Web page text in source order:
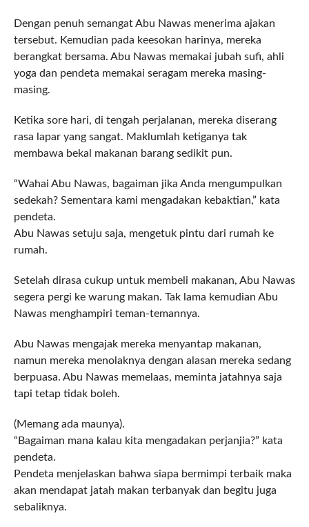
Dengan penuh semangat Abu Nawas menerima ajakan
tersebut. Kemudian pada keesokan harinya, mereka
berangkat bersama. Abu Nawas memakai jubah sufi, ahli
yoga dan pendeta memakai seragam mereka masing-
masing.
Ketika sore hari, di tengah perjalanan, mereka diserang
rasa lapar yang sangat. Maklumlah ketiganya tak
membawa bekal makanan barang sedikit pun.
“Wahai Abu Nawas, bagaiman jika Anda mengumpulkan
sedekah? Sementara kami mengadakan kebaktian,” kata
pendeta.
Abu Nawas setuju saja, mengetuk pintu dari rumah ke
rumah.
Setelah dirasa cukup untuk membeli makanan, Abu Nawas
segera pergi ke warung makan. Tak lama kemudian Abu
Nawas menghampiri teman-temannya.
Abu Nawas mengajak mereka menyantap makanan,
namun mereka menolaknya dengan alasan mereka sedang
berpuasa. Abu Nawas memelaas, meminta jatahnya saja
tapi tetap tidak boleh.
(Memang ada maunya).
“Bagaiman mana kalau kita mengadakan perjanjia?” kata
pendeta.
Pendeta menjelaskan bahwa siapa bermimpi terbaik maka
akan mendapat jatah makan terbanyak dan begitu juga
sebaliknya.